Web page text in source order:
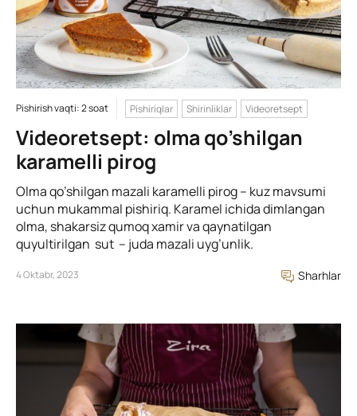
Pishirish vaqti: 2 soat Pishiriqlar Shirinliklar Videoretsept
Videoretsept: olma qo’shilgan
karamelli pirog
Olma qo’shilgan mazali karamelli pirog – kuz mavsumi
uchun mukammal pishiriq. Karamel ichida dimlangan
olma, shakarsiz qumoq xamir va qaynatilgan
quyultirilgan sut – juda mazali uyg’unlik.
4 Oktabr, 2023 Sharhlar